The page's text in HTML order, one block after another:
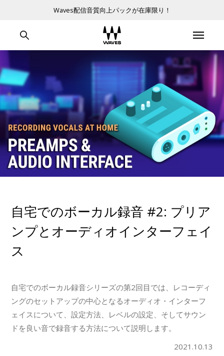
Waves配信音質向上パックが在庫限り！
自宅でのボーカル録音 #2: プリア
ンプとオーディオインターフェイ
ス
自宅でのボーカル録音シリーズの第2回目では、レコーディ
ングのセットアップの中心となるオーディオ・インターフ
ェイスについて、設定方法、レベルの設定、そしてサウン
ドを良い音で録音する方法について説明します。
2021.10.13